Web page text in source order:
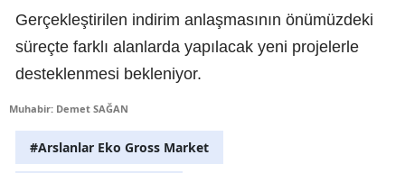
Gerçekleştirilen indirim anlaşmasının önümüzdeki
süreçte farklı alanlarda yapılacak yeni projelerle
desteklenmesi bekleniyor.
Muhabir: Demet SAĞAN
#Arslanlar Eko Gross Market